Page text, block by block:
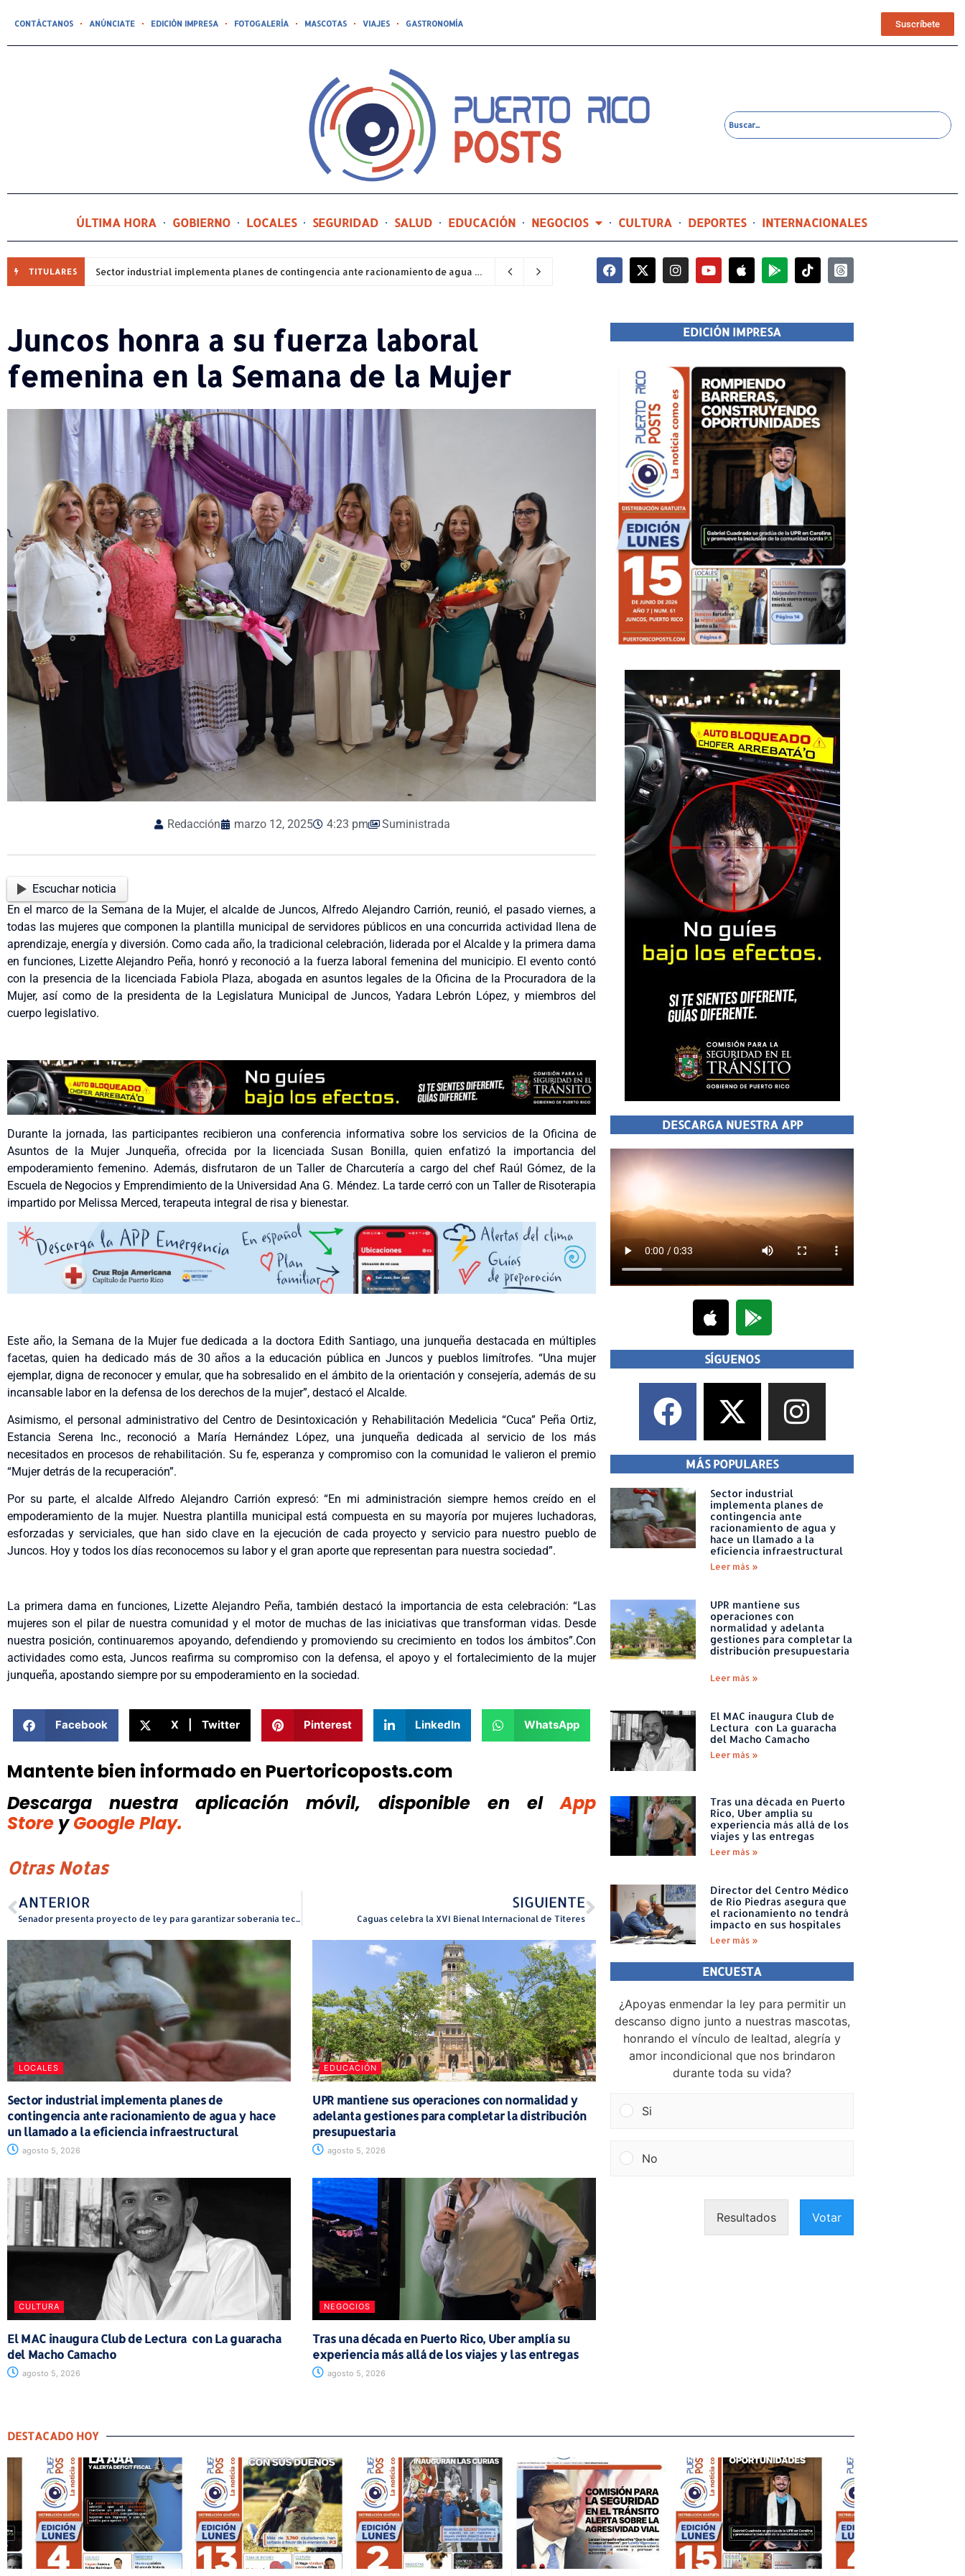
CONTÁCTANOS ANÚNCIATE EDICIÓN IMPRESA FOTOGALERÍA MASCOTAS VIAJES GASTRONOMÍA Suscríbete
ÚLTIMA HORA GOBIERNO LOCALES SEGURIDAD SALUD EDUCACIÓN NEGOCIOS CULTURA DEPORTES INTERNACIONALES
TITULARES Sector industrial implementa planes de contingencia ante racionamiento de agua y hace un llamado a la eficiencia infraestructural 12 horas ago
Juncos honra a su fuerza laboral
femenina en la Semana de la Mujer
Redacción marzo 12, 2025 4:23 pm Suministrada
Escuchar noticia
En el marco de la Semana de la Mujer, el alcalde de Juncos, Alfredo Alejandro Carrión, reunió, el pasado viernes, a
todas las mujeres que componen la plantilla municipal de servidores públicos en una concurrida actividad llena de
aprendizaje, energía y diversión. Como cada año, la tradicional celebración, liderada por el Alcalde y la primera dama
en funciones, Lizette Alejandro Peña, honró y reconoció a la fuerza laboral femenina del municipio. El evento contó
con la presencia de la licenciada Fabiola Plaza, abogada en asuntos legales de la Oficina de la Procuradora de la
Mujer, así como de la presidenta de la Legislatura Municipal de Juncos, Yadara Lebrón López, y miembros del
cuerpo legislativo.
Durante la jornada, las participantes recibieron una conferencia informativa sobre los servicios de la Oficina de
Asuntos de la Mujer Junqueña, ofrecida por la licenciada Susan Bonilla, quien enfatizó la importancia del
empoderamiento femenino. Además, disfrutaron de un Taller de Charcutería a cargo del chef Raúl Gómez, de la
Escuela de Negocios y Emprendimiento de la Universidad Ana G. Méndez. La tarde cerró con un Taller de Risoterapia
impartido por Melissa Merced, terapeuta integral de risa y bienestar.
Este año, la Semana de la Mujer fue dedicada a la doctora Edith Santiago, una junqueña destacada en múltiples
facetas, quien ha dedicado más de 30 años a la educación pública en Juncos y pueblos limítrofes. “Una mujer
ejemplar, digna de reconocer y emular, que ha sobresalido en el ámbito de la orientación y consejería, además de su
incansable labor en la defensa de los derechos de la mujer”, destacó el Alcalde.
Asimismo, el personal administrativo del Centro de Desintoxicación y Rehabilitación Medelicia “Cuca” Peña Ortiz,
Estancia Serena Inc., reconoció a María Hernández López, una junqueña dedicada al servicio de los más
necesitados en procesos de rehabilitación. Su fe, esperanza y compromiso con la comunidad le valieron el premio
“Mujer detrás de la recuperación”.
Por su parte, el alcalde Alfredo Alejandro Carrión expresó: “En mi administración siempre hemos creído en el
empoderamiento de la mujer. Nuestra plantilla municipal está compuesta en su mayoría por mujeres luchadoras,
esforzadas y serviciales, que han sido clave en la ejecución de cada proyecto y servicio para nuestro pueblo de
Juncos. Hoy y todos los días reconocemos su labor y el gran aporte que representan para nuestra sociedad”.
La primera dama en funciones, Lizette Alejandro Peña, también destacó la importancia de esta celebración: “Las
mujeres son el pilar de nuestra comunidad y el motor de muchas de las iniciativas que transforman vidas. Desde
nuestra posición, continuaremos apoyando, defendiendo y promoviendo su crecimiento en todos los ámbitos”.Con
actividades como esta, Juncos reafirma su compromiso con la defensa, el apoyo y el fortalecimiento de la mujer
junqueña, apostando siempre por su empoderamiento en la sociedad.
Facebook X | Twitter Pinterest LinkedIn WhatsApp
Mantente bien informado en Puertoricoposts.com
Descarga nuestra aplicación móvil, disponible
en el
App
Store y Google Play.
Otras Notas
ANTERIOR
Senador presenta proyecto de ley para garantizar soberanía tecnológica y modernizar servicios gubernamentales
SIGUIENTE
Caguas celebra la XVI Bienal Internacional de Títeres
LOCALES
Sector industrial implementa planes de
contingencia ante racionamiento de agua y hace
un llamado a la eficiencia infraestructural
agosto 5, 2026
EDUCACIÓN
UPR mantiene sus operaciones con normalidad y
adelanta gestiones para completar la distribución
presupuestaria
agosto 5, 2026
CULTURA
El MAC inaugura Club de Lectura con La guaracha
del Macho Camacho
agosto 5, 2026
NEGOCIOS
Tras una década en Puerto Rico, Uber amplía su
experiencia más allá de los viajes y las entregas
agosto 5, 2026
EDICIÓN IMPRESA
DESCARGA NUESTRA APP
SÍGUENOS
MÁS POPULARES
Sector industrial
implementa planes de
contingencia ante
racionamiento de agua y
hace un llamado a la
eficiencia infraestructural
Leer más »
UPR mantiene sus
operaciones con
normalidad y adelanta
gestiones para completar la
distribución presupuestaria
Leer más »
El MAC inaugura Club de
Lectura con La guaracha
del Macho Camacho
Leer más »
Tras una década en Puerto
Rico, Uber amplía su
experiencia más allá de los
viajes y las entregas
Leer más »
Director del Centro Médico
de Río Piedras asegura que
el racionamiento no tendrá
impacto en sus hospitales
Leer más »
ENCUESTA
¿Apoyas enmendar la ley para permitir un
descanso digno junto a nuestras mascotas,
honrando el vínculo de lealtad, alegría y
amor incondicional que nos brindaron
durante toda su vida?
Si
No
Resultados Votar
DESTACADO HOY